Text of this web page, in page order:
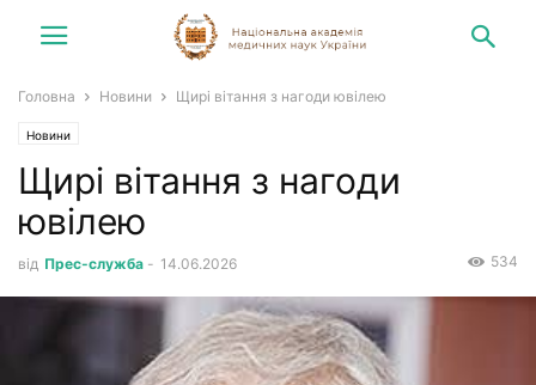
Головна Новини Щирі вітання з нагоди ювілею
Новини
Щирі вітання з нагоди
ювілею
від Прес-служба - 14.06.2026 534